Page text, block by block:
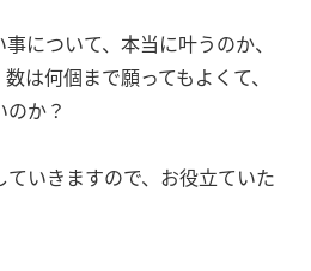
について、本当に叶うのか、
は何個まで願ってもよくて、
か？
いきますので、お役立ていた